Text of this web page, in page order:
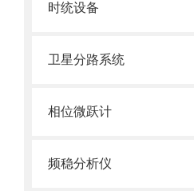
时统设备
卫星分路系统
相位微跃计
频稳分析仪